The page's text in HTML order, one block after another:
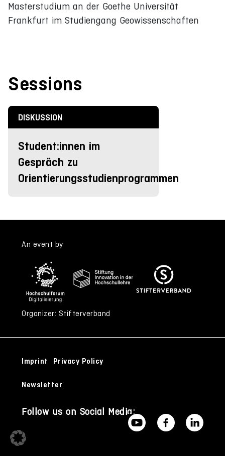
Masterstudium an der Goethe Universität
Frankfurt im Studiengang Geowissenschaften
Sessions
DISKUSSION
Student:innen im
Gespräch zu
Orientierungsstudienprogrammen
An event by
Organizer: Stifterverband
Imprint Privacy Policy
Newsletter
Follow us on Social Media: